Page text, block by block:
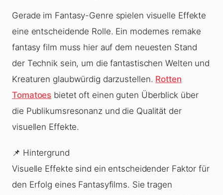
Gerade im Fantasy-Genre spielen visuelle Effekte
eine entscheidende Rolle. Ein modernes remake
fantasy film muss hier auf dem neuesten Stand
der Technik sein, um die fantastischen Welten und
Kreaturen glaubwürdig darzustellen. Rotten
Tomatoes bietet oft einen guten Überblick über
die Publikumsresonanz und die Qualität der
visuellen Effekte.
📌 Hintergrund
Visuelle Effekte sind ein entscheidender Faktor für
den Erfolg eines Fantasyfilms. Sie tragen